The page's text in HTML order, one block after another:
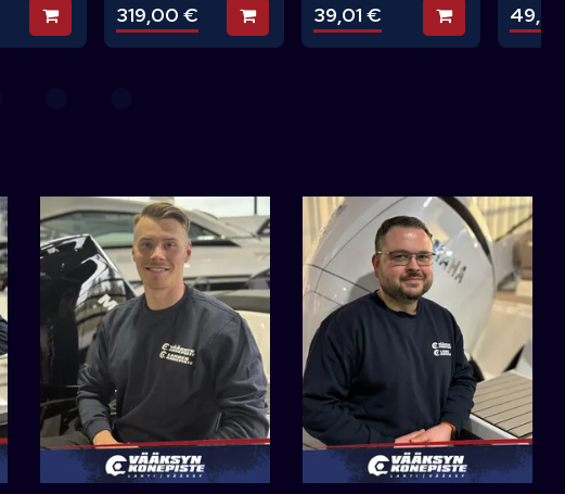
Lisää koriin319,00 € Lisää koriin39,01 € Lisää koriin